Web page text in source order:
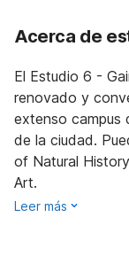
Acerca de
El Estudio 6 -
renovado y
extenso campus
de la ciudad.
of Natural
Art.
Leer más